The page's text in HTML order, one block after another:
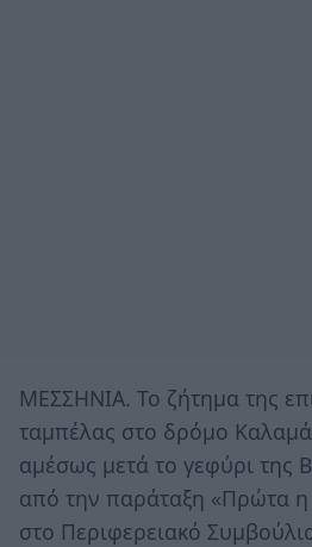
ΜΕΣΣΗΝΙΑ. Το ζήτημα της
ταμπέλας στο δρόμο
αμέσως μετά το γεφύρι της
από την παράταξη «Πρώτα
στο Περιφερειακό